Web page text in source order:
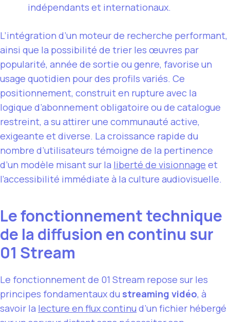
indépendants et internationaux.
L’intégration d’un moteur de recherche performant,
ainsi que la possibilité de trier les œuvres par
popularité, année de sortie ou genre, favorise un
usage quotidien pour des profils variés. Ce
positionnement, construit en rupture avec la
logique d’abonnement obligatoire ou de catalogue
restreint, a su attirer une communauté active,
exigeante et diverse. La croissance rapide du
nombre d’utilisateurs témoigne de la pertinence
d’un modèle misant sur la liberté de visionnage et
l’accessibilité immédiate à la culture audiovisuelle.
Le fonctionnement technique
de la diffusion en continu sur
01 Stream
Le fonctionnement de 01 Stream repose sur les
principes fondamentaux du streaming vidéo, à
savoir la lecture en flux continu d’un fichier hébergé